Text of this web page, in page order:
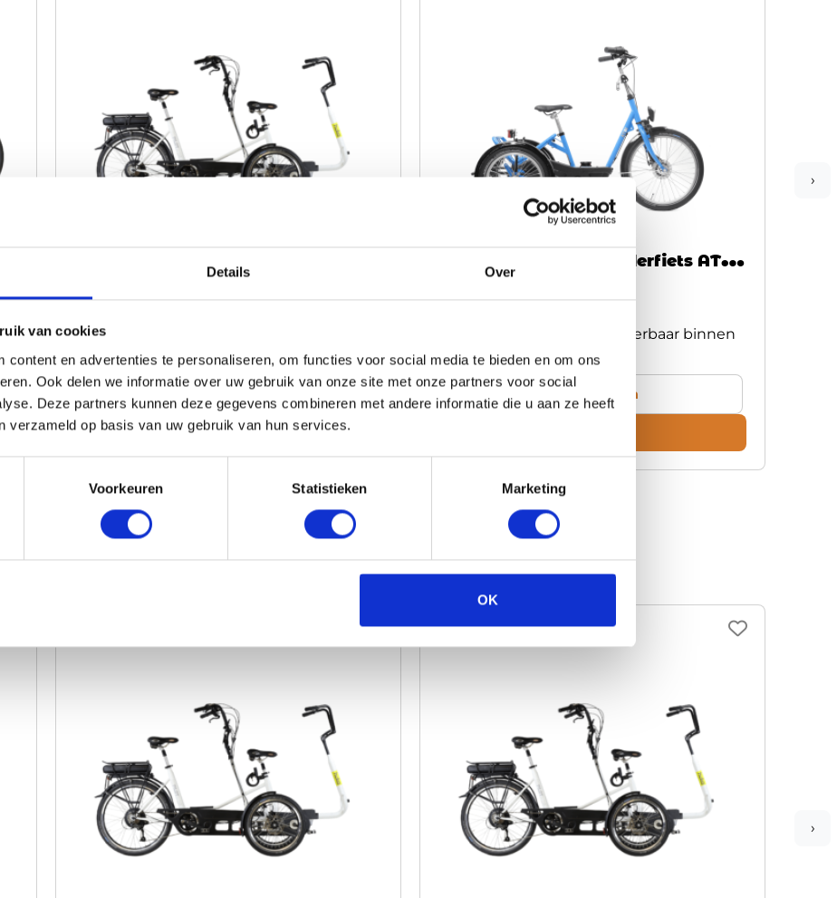
Details Over
van cookies
content en advertenties te personaliseren, om functies voor social media te bieden en om ons
Ook delen we informatie over uw gebruik van onze site met onze partners voor social
Deze partners kunnen deze gegevens combineren met andere informatie die u aan ze heeft
verzameld op basis van uw gebruik van hun services.
Voorkeuren Statistieken Marketing
OK
6.228,00
Op voorraad | Meestal leverbaar binnen
2 weken
Vergelijken
Bekijk
Huka Aangepaste kinderfiets AT-B
2.556,00
Op voorraad | Meestal leverbaar binnen
2 weken
Vergelijken
›
Maak je aankoop compleet
›